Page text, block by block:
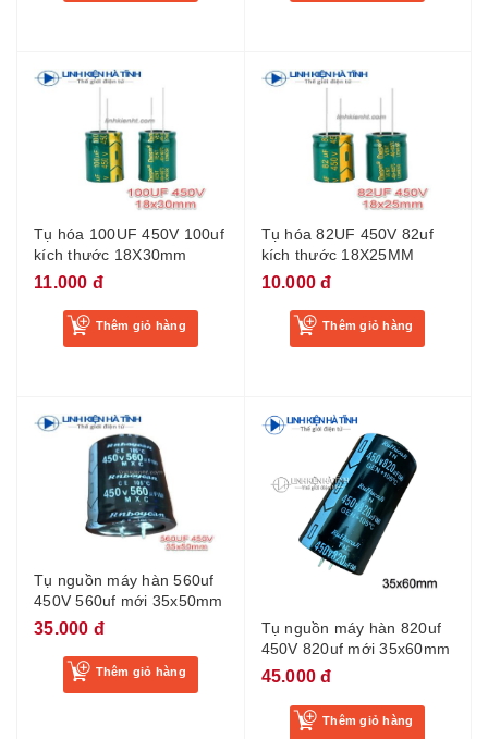
Tụ hóa 100UF 450V 100uf
kích thước 18X30mm
11.000 đ
Thêm giỏ hàng
Tụ hóa 82UF 450V 82uf
kích thước 18X25MM
10.000 đ
Thêm giỏ hàng
Tụ nguồn máy hàn 560uf
450V 560uf mới 35x50mm
35.000 đ
Thêm giỏ hàng
Tụ nguồn máy hàn 820uf
450V 820uf mới 35x60mm
45.000 đ
Thêm giỏ hàng